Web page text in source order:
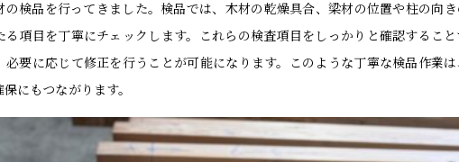
検品を行ってきました。検品では、木材の乾燥具合、梁材の位置や柱の向
項目を丁寧にチェックします。これらの検査項目をしっかりと確認するこ
要に応じて修正を行うことが可能になります。このような丁寧な検品作業
にもつながります。